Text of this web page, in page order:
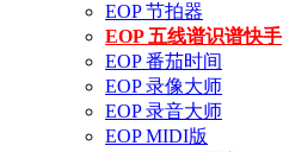
EOP 节拍器
EOP 五线谱识谱快手
EOP 番茄时间
EOP 录像大师
EOP 录音大师
EOP MIDI版